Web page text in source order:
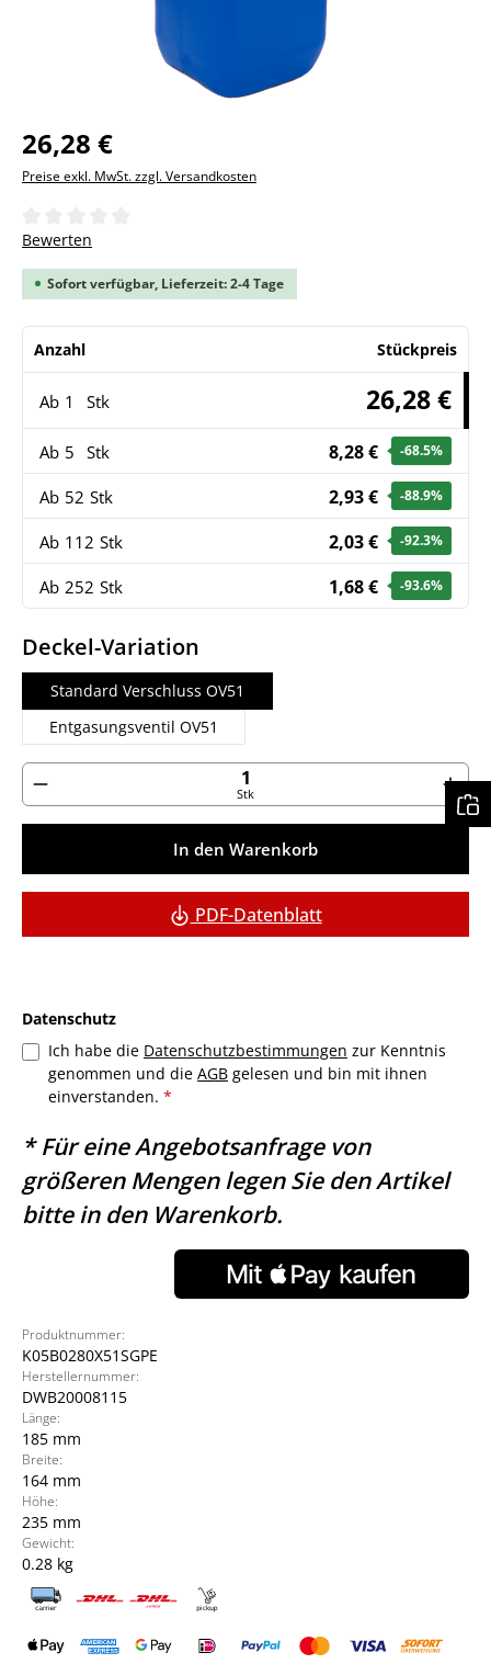
26,28 €
Preise exkl. MwSt. zzgl. Versandkosten
Durchschnittliche Bewertung von 0 von 5 Sternen
Bewerten
Sofort verfügbar, Lieferzeit: 2-4 Tage
Anzahl Stückpreis
Ab 1 Stk 26,28 €
Ab 5 Stk 8,28 € -68.5%
Ab 52 Stk 2,93 € -88.9%
Ab 112 Stk 2,03 € -92.3%
Ab 252 Stk 1,68 € -93.6%
Deckel-Variation
Standard Verschluss OV51
Entgasungsventil OV51
Produkt Anzahl: Gib den gewünschten Wert ein
Stk
In den Warenkorb
PDF-Datenblatt
Datenschutz
Ich habe die Datenschutzbestimmungen zur Kenntnis
genommen und die AGB gelesen und bin mit ihnen
einverstanden. *
* Für eine Angebotsanfrage von
größeren Mengen legen Sie den Artikel
bitte in den Warenkorb.
Produktnummer:
K05B0280X51SGPE
Herstellernummer:
DWB20008115
Länge:
185 mm
Breite:
164 mm
Höhe:
235 mm
Gewicht:
0.28 kg